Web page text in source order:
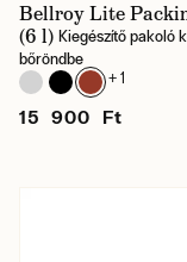
Bellroy Lite
(6 l) Kiegészítő pakoló
bőröndbe
+ 1
15 900 Ft